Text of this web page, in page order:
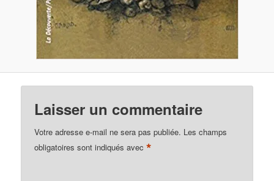
Laisser un commentaire
Votre adresse e-mail ne sera pas publiée. Les champs
obligatoires sont indiqués avec*